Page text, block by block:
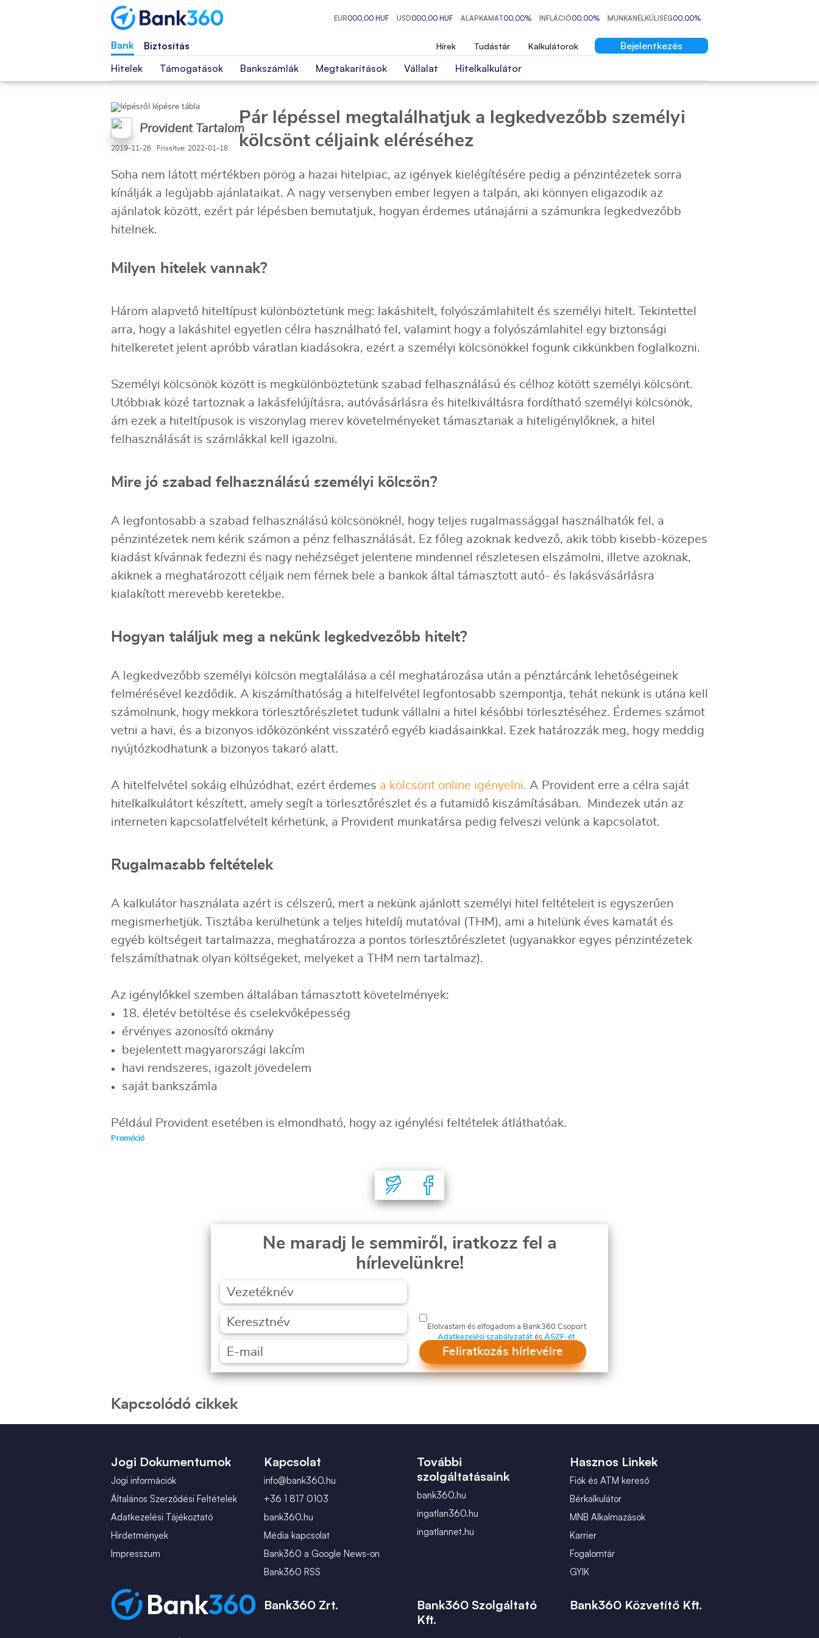
EUR000,00 HUF USD000,00 HUF ALAPKAMAT00,00% INFLÁCIÓ00,00% MUNKANÉLKÜLISÉG00,00%
Bank Biztosítás Hírek Tudástár Kalkulátorok
Bejelentkezés
Hitelek
Támogatások Bankszámlák Megtakarítások Vállalat Hitelkalkulátor
Pár lépéssel megtalálhatjuk a legkedvezőbb személyi
kölcsönt céljaink eléréséhez
Provident Tartalom
2019-11-26 Frissítve: 2022-01-18
Soha nem látott mértékben pörög a hazai hitelpiac, az igények kielégítésére pedig a pénzintézetek sorra
kínálják a legújabb ajánlataikat. A nagy versenyben ember legyen a talpán, aki könnyen eligazodik az
ajánlatok között, ezért pár lépésben bemutatjuk, hogyan érdemes utánajárni a számunkra legkedvezőbb
hitelnek.
Milyen hitelek vannak?
Három alapvető hiteltípust különböztetünk meg: lakáshitelt, folyószámlahitelt és személyi hitelt. Tekintettel
arra, hogy a lakáshitel egyetlen célra használható fel, valamint hogy a folyószámlahitel egy biztonsági
hitelkeretet jelent apróbb váratlan kiadásokra, ezért a személyi kölcsönökkel fogunk cikkünkben foglalkozni.
Személyi kölcsönök között is megkülönböztetünk szabad felhasználású és célhoz kötött személyi kölcsönt.
Utóbbiak közé tartoznak a lakásfelújításra, autóvásárlásra és hitelkiváltásra fordítható személyi kölcsönök,
ám ezek a hiteltípusok is viszonylag merev követelményeket támasztanak a hiteligénylőknek, a hitel
felhasználását is számlákkal kell igazolni.
Mire jó szabad felhasználású személyi kölcsön?
A legfontosabb a szabad felhasználású kölcsönöknél, hogy teljes rugalmassággal használhatók fel, a
pénzintézetek nem kérik számon a pénz felhasználását. Ez főleg azoknak kedvező, akik több kisebb-közepes
kiadást kívánnak fedezni és nagy nehézséget jelentene mindennel részletesen elszámolni, illetve azoknak,
akiknek a meghatározott céljaik nem férnek bele a bankok által támasztott autó- és lakásvásárlásra
kialakított merevebb keretekbe.
Hogyan találjuk meg a nekünk legkedvezőbb hitelt?
A legkedvezőbb személyi kölcsön megtalálása a cél meghatározása után a pénztárcánk lehetőségeinek
felmérésével kezdődik. A kiszámíthatóság a hitelfelvétel legfontosabb szempontja, tehát nekünk is utána kell
számolnunk, hogy mekkora törlesztőrészletet tudunk vállalni a hitel későbbi törlesztéséhez. Érdemes számot
vetni a havi, és a bizonyos időközönként visszatérő egyéb kiadásainkkal. Ezek határozzák meg, hogy meddig
nyújtózkodhatunk a bizonyos takaró alatt.
A hitelfelvétel sokáig elhúzódhat, ezért érdemes a kölcsönt online igényelni. A Provident erre a célra saját
hitelkalkulátort készített, amely segít a törlesztőrészlet és a futamidő kiszámításában. Mindezek után az
interneten kapcsolatfelvételt kérhetünk, a Provident munkatársa pedig felveszi velünk a kapcsolatot.
Rugalmasabb feltételek
A kalkulátor használata azért is célszerű, mert a nekünk ajánlott személyi hitel feltételeit is egyszerűen
megismerhetjük. Tisztába kerülhetünk a teljes hiteldíj mutatóval (THM), ami a hitelünk éves kamatát és
egyéb költségeit tartalmazza, meghatározza a pontos törlesztőrészletet (ugyanakkor egyes pénzintézetek
felszámíthatnak olyan költségeket, melyeket a THM nem tartalmaz).
Az igénylőkkel szemben általában támasztott követelmények:
18. életév betöltése és cselekvőképesség
érvényes azonosító okmány
bejelentett magyarországi lakcím
havi rendszeres, igazolt jövedelem
saját bankszámla
Például Provident esetében is elmondható, hogy az igénylési feltételek átláthatóak.
Promóció
Ne maradj le semmiről, iratkozz fel a
hírlevelünkre!
Elolvastam és elfogadom a Bank360 Csoport
Adatkezelési szabályzatát és ÁSZF-ét
Feliratkozás hírlevélre
Kapcsolódó cikkek
Jogi Dokumentumok
Jogi információk
Általános Szerződési Feltételek
Adatkezelési Tájékoztató
Hirdetmények
Impresszum
Kapcsolat
info@bank360.hu
+36 1 817 0103
bank360.hu
Média kapcsolat
Bank360 a Google News-on
Bank360 RSS
További
szolgáltatásaink
bank360.hu
ingatlan360.hu
ingatlannet.hu
Hasznos Linkek
Fiók és ATM kereső
Bérkalkulátor
MNB Alkalmazások
Karrier
Fogalomtár
GYIK
Bank360 Zrt.
Bank360 Szolgáltató
Kft.
Bank360 Közvetítő Kft.